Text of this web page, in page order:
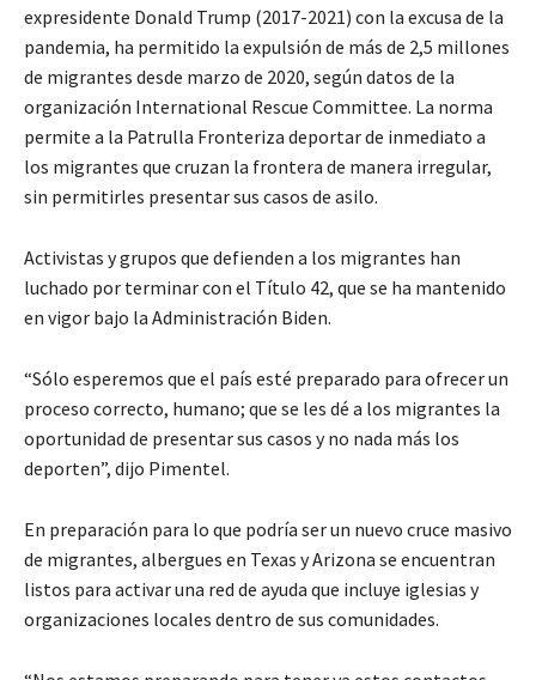
expresidente Donald Trump (2017-2021) con la excusa de la
pandemia, ha permitido la expulsión de más de 2,5 millones
de migrantes desde marzo de 2020, según datos de la
organización International Rescue Committee. La norma
permite a la Patrulla Fronteriza deportar de inmediato a
los migrantes que cruzan la frontera de manera irregular,
sin permitirles presentar sus casos de asilo.
Activistas y grupos que defienden a los migrantes han
luchado por terminar con el Título 42, que se ha mantenido
en vigor bajo la Administración Biden.
“Sólo esperemos que el país esté preparado para ofrecer un
proceso correcto, humano; que se les dé a los migrantes la
oportunidad de presentar sus casos y no nada más los
deporten”, dijo Pimentel.
En preparación para lo que podría ser un nuevo cruce masivo
de migrantes, albergues en Texas y Arizona se encuentran
listos para activar una red de ayuda que incluye iglesias y
organizaciones locales dentro de sus comunidades.